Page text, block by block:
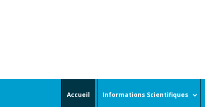
Accueil Informations Scientifiques